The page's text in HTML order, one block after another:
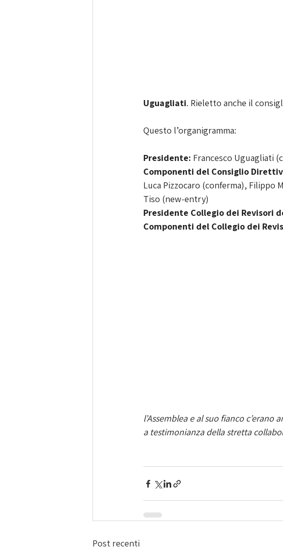
Uguagliati. Rieletto anche il
Questo l’organigramma:
Presidente: Francesco Uguagliati
Componenti del Consiglio
Luca Pizzocaro (conferma), Filippo
Tiso (new-entry)
Presidente Collegio dei Revisori
Componenti del Collegio dei
l’Assemblea e al suo fianco
a testimonianza della stretta
Post recenti